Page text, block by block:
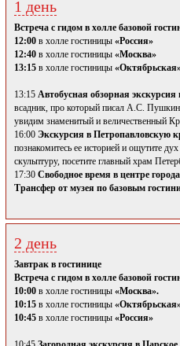
1 день
Встреча с гидом в холле базовой
12:00 в холле гостиницы «Россия»
12:40 в холле гостиницы «Москва»
13:15 в холле гостиницы
13:15 Автобусная обзорная
всадник, про который писал А.С. Пушкин
увидим знаменитый и величественный
16:00 Экскурсия в Петропавловскую
познакомитесь ее историей и ощутите
скульптуру, посетите главный храм
17:30 Свободное время в центре города
Трансфер от музея по базовым
2 день
Завтрак в гостинице
Встреча с гидом в холле базовой
10:00 в холле гостиницы «Москва».
10:15 в холле гостиницы
10:45 в холле гостиницы «Россия»